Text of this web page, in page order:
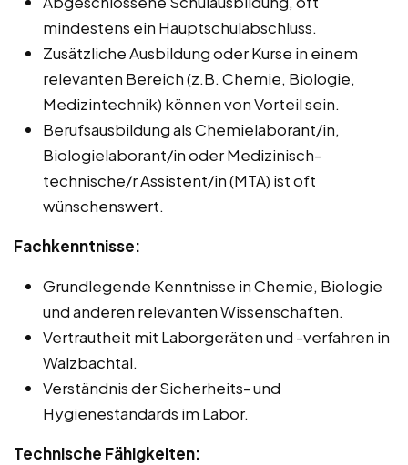
mindestens ein Hauptschulabschluss.
Zusätzliche Ausbildung oder Kurse in einem
relevanten Bereich (z.B. Chemie, Biologie,
Medizintechnik) können von Vorteil sein.
Berufsausbildung als Chemielaborant/in,
Biologielaborant/in oder Medizinisch-
technische/r Assistent/in (MTA) ist oft
wünschenswert.
Fachkenntnisse:
Grundlegende Kenntnisse in Chemie, Biologie
und anderen relevanten Wissenschaften.
Vertrautheit mit Laborgeräten und -verfahren in
Walzbachtal.
Verständnis der Sicherheits- und
Hygienestandards im Labor.
Technische Fähigkeiten: